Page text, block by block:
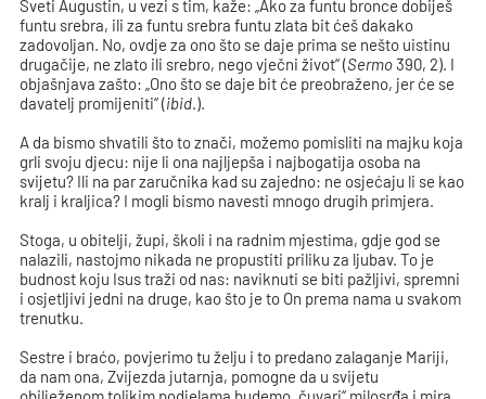
Sveti Augustin, u vezi s tim, kaže: „Ako za funtu bronce dobiješ
funtu srebra, ili za funtu srebra funtu zlata bit ćeš dakako
zadovoljan. No, ovdje za ono što se daje prima se nešto uistinu
drugačije, ne zlato ili srebro, nego vječni život“ (Sermo390, 2). I
objašnjava zašto: „Ono što se daje bit će preobraženo, jer će se
davatelj promijeniti“ (ibid.).
A da bismo shvatili što to znači, možemo pomisliti na majku koja
grli svoju djecu: nije li ona najljepša i najbogatija osoba na
svijetu? Ili na par zaručnika kad su zajedno: ne osjećaju li se kao
kralj i kraljica? I mogli bismo navesti mnogo drugih primjera.
Stoga, u obitelji, župi, školi i na radnim mjestima, gdje god se
nalazili, nastojmo nikada ne propustiti priliku za ljubav. To je
budnost koju Isus traži od nas: naviknuti se biti pažljivi, spremni
i osjetljivi jedni na druge, kao što je to On prema nama u svakom
trenutku.
Sestre i braćo, povjerimo tu želju i to predano zalaganje Mariji,
da nam ona, Zvijezda jutarnja, pomogne da u svijetu